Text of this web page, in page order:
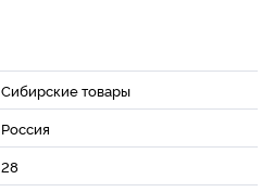
Сибирские товары
Россия
28